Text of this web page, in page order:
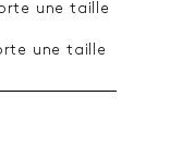
une taille
une taille